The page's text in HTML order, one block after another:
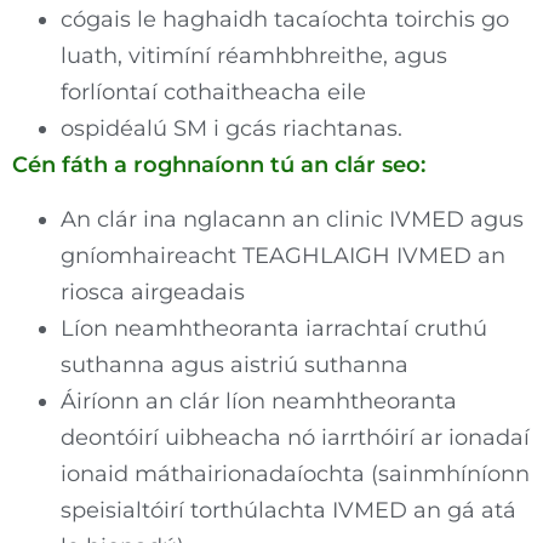
cógais le haghaidh tacaíochta toirchis go
luath, vitimíní réamhbhreithe, agus
forlíontaí cothaitheacha eile
ospidéalú SM i gcás riachtanas.
Cén fáth a roghnaíonn tú an clár seo:
An clár ina nglacann an clinic IVMED agus
gníomhaireacht TEAGHLAIGH IVMED an
riosca airgeadais
Líon neamhtheoranta iarrachtaí cruthú
suthanna agus aistriú suthanna
Áiríonn an clár líon neamhtheoranta
deontóirí uibheacha nó iarrthóirí ar ionadaí
ionaid máthairionadaíochta (sainmhíníonn
speisialtóirí torthúlachta IVMED an gá atá